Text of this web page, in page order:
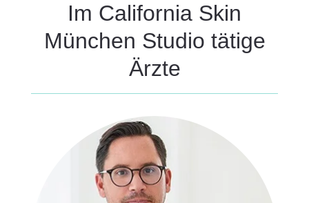
Im California Skin
München Studio tätige
Ärzte